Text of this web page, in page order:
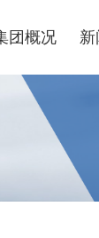
团概况